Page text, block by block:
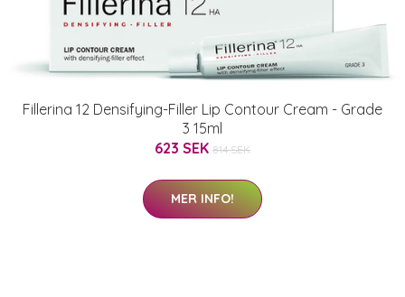
Fillerina 12 Densifying-Filler Lip Contour Cream - Grade
3 15ml
623 SEK 814 SEK
MER INFO!